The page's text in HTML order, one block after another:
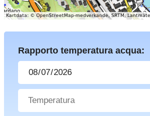
Rapporto temperatura acqua: